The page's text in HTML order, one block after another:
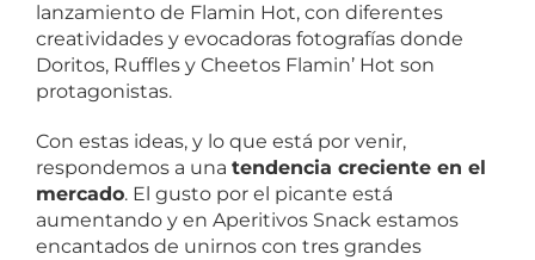
lanzamiento de Flamin Hot, con diferentes
creatividades y evocadoras fotografías donde
Doritos, Ruffles y Cheetos Flamin’ Hot son
protagonistas.
Con estas ideas, y lo que está por venir,
respondemos a una tendencia creciente en el
mercado. El gusto por el picante está
aumentando y en Aperitivos Snack estamos
encantados de unirnos con tres grandes